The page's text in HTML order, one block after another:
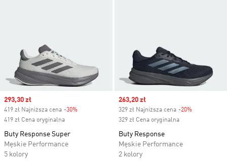
Sale price
293,30 zł
419 zł Najniższa cena -30%
419 zł Cena oryginalna
Buty Response Super
Męskie Performance
5 kolory
Sale price
263,20 zł
329 zł Najniższa cena -20%
329 zł Cena oryginalna
Buty Response
Męskie Performance
2 kolory